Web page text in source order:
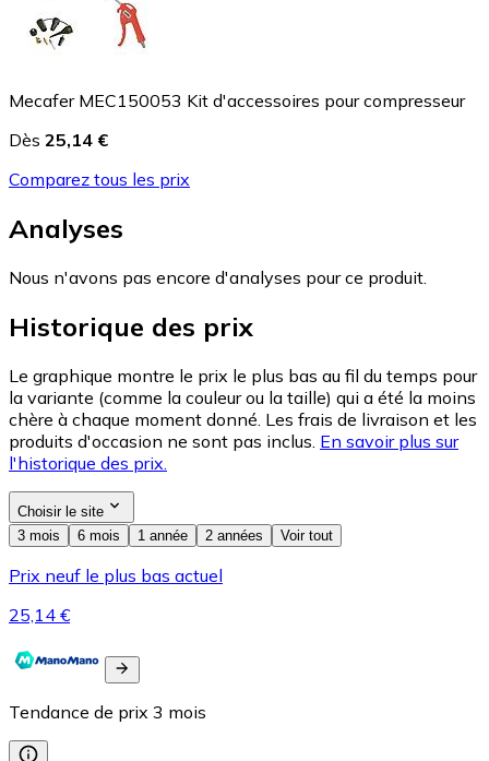
Mecafer MEC150053 Kit d'accessoires pour compresseur
Dès 25,14 €
Comparez tous les prix
Analyses
Nous n'avons pas encore d'analyses pour ce produit.
Historique des prix
Le graphique montre le prix le plus bas au fil du temps pour
la variante (comme la couleur ou la taille) qui a été la moins
chère à chaque moment donné. Les frais de livraison et les
produits d'occasion ne sont pas inclus. En savoir plus sur
l'historique des prix.
Choisir le site
3 mois
6 mois 1 année 2 années Voir tout
Prix neuf le plus bas actuel
25,14 €
Tendance de prix 3 mois